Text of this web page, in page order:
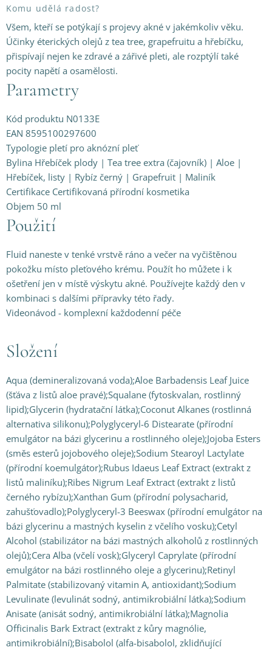
Komu udělá radost?
Všem, kteří se potýkají s projevy akné v jakémkoliv věku.
Účinky éterických olejů z tea tree, grapefruitu a hřebíčku,
přispívají nejen ke zdravé a zářivé pleti, ale rozptýlí také
pocity napětí a osamělosti.
Parametry
Kód produktu N0133E
EAN 8595100297600
Typologie pletí pro aknózní pleť
Bylina Hřebíček plody | Tea tree extra (čajovník) | Aloe |
Hřebíček, listy | Rybíz černý | Grapefruit | Maliník
Certifikace Certifikovaná přírodní kosmetika
Objem 50 ml
Použití
Fluid naneste v tenké vrstvě ráno a večer na vyčištěnou
pokožku místo pleťového krému. Použít ho můžete i k
ošetření jen v místě výskytu akné. Používejte každý den v
kombinaci s dalšími přípravky této řady.
Videonávod - komplexní každodenní péče
Složení
Aqua (demineralizovaná voda);Aloe Barbadensis Leaf Juice
(šťáva z listů aloe pravé);Squalane (fytoskvalan, rostlinný
lipid);Glycerin (hydratační látka);Coconut Alkanes (rostlinná
alternativa silikonu);Polyglyceryl-6 Distearate (přírodní
emulgátor na bázi glycerinu a rostlinného oleje);Jojoba Esters
(směs esterů jojobového oleje);Sodium Stearoyl Lactylate
(přírodní koemulgátor);Rubus Idaeus Leaf Extract (extrakt z
listů maliníku);Ribes Nigrum Leaf Extract (extrakt z listů
černého rybízu);Xanthan Gum (přírodní polysacharid,
zahušťovadlo);Polyglyceryl-3 Beeswax (přírodní emulgátor na
bázi glycerinu a mastných kyselin z včelího vosku);Cetyl
Alcohol (stabilizátor na bázi mastných alkoholů z rostlinných
olejů);Cera Alba (včelí vosk);Glyceryl Caprylate (přírodní
emulgátor na bázi rostlinného oleje a glycerinu);Retinyl
Palmitate (stabilizovaný vitamin A, antioxidant);Sodium
Levulinate (levulinát sodný, antimikrobiální látka);Sodium
Anisate (anisát sodný, antimikrobiální látka);Magnolia
Officinalis Bark Extract (extrakt z kůry magnólie,
antimikrobiální);Bisabolol (alfa-bisabolol, zklidňující